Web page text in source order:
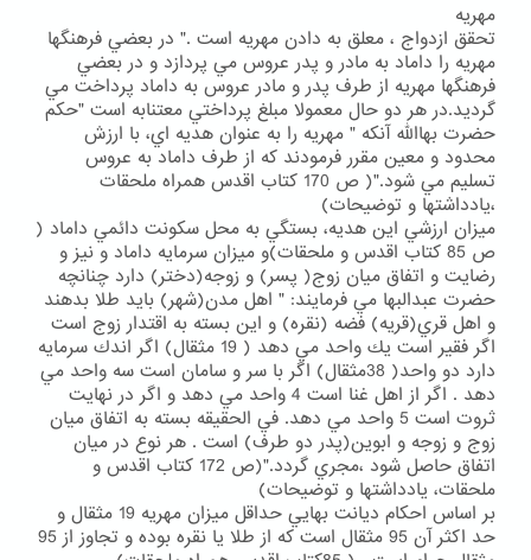
مهريه
تحقق ازدواج ، معلق به دادن مهريه است ." در بعضي فرهنگها
مهريه را داماد به مادر و پدر عروس مي پردازد و در بعضي
فرهنگها مهريه از طرف پدر و مادر عروس به داماد پرداخت مي
گرديد.در هر دو حال معمولا مبلغ پرداختي معتنابه است "حكم
حضرت بهاالله آنكه " مهريه را به عنوان هديه اي، با ارزش
محدود و معين مقرر فرمودند كه از طرف داماد به عروس
تسليم مي شود."( ص 170 كتاب اقدس همراه ملحقات
،يادداشتها و توضيحات)
ميزان ارزشي اين هديه، بستگي به محل سكونت دائمي داماد (
ص 85 كتاب اقدس و ملحقات)و ميزان سرمايه داماد و نيز و
رضايت و اتفاق ميان زوج( پسر) و زوجه(دختر) دارد چنانچه
حضرت عبدالبها مي فرمايند: " اهل مدن(شهر) بايد طلا بدهند
و اهل قري(قريه) فضه (نقره) و اين بسته به اقتدار زوج است
اگر فقير است يك واحد مي دهد ( 19 مثقال) اگر اندك سرمايه
دارد دو واحد( 38مثقال) اگر با سر و سامان است سه واحد مي
دهد . اگر از اهل غنا است 4 واحد مي دهد و اگر در نهايت
ثروت است 5 واحد مي دهد. في الحقيقه بسته به اتفاق ميان
زوج و زوجه و ابوين(پدر دو طرف) است . هر نوع در ميان
اتفاق حاصل شود ،مجري گردد."(ص 172 كتاب اقدس و
ملحقات، يادداشتها و توضيحات)
بر اساس احكام ديانت بهايي حداقل ميزان مهريه 19 مثقال و
حد اكثر آن 95 مثقال است كه از طلا يا نقره بوده و تجاوز از 95